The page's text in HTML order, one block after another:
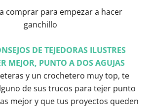
DE TEJEDORAS ILUSTRES
MEJOR, PUNTO A DOS AGUJAS
y un crochetero muy top, te
de sus trucos para tejer punto
mejor y que tus proyectos queden